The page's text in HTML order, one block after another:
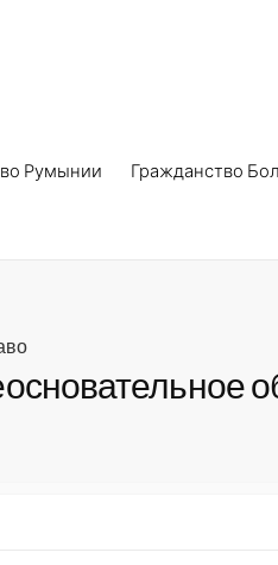
Румынии Гражданство